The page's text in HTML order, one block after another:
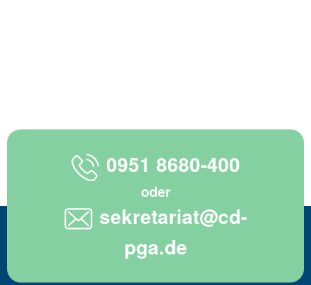
0951 8680-400
oder
sekretariat@cd-
pga.de